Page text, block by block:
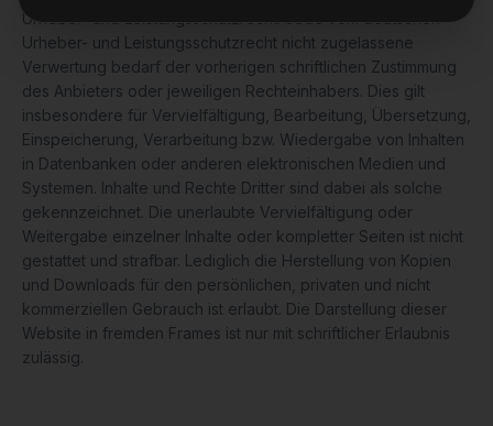
Urheber- und Leistungsschutzrecht. Jede vom deutschen
Urheber- und Leistungsschutzrecht nicht zugelassene
Verwertung bedarf der vorherigen schriftlichen Zustimmung
des Anbieters oder jeweiligen Rechteinhabers. Dies gilt
insbesondere für Vervielfältigung, Bearbeitung, Übersetzung,
Einspeicherung, Verarbeitung bzw. Wiedergabe von Inhalten
in Datenbanken oder anderen elektronischen Medien und
Systemen. Inhalte und Rechte Dritter sind dabei als solche
gekennzeichnet. Die unerlaubte Vervielfältigung oder
Weitergabe einzelner Inhalte oder kompletter Seiten ist nicht
gestattet und strafbar. Lediglich die Herstellung von Kopien
und Downloads für den persönlichen, privaten und nicht
kommerziellen Gebrauch ist erlaubt. Die Darstellung dieser
Website in fremden Frames ist nur mit schriftlicher Erlaubnis
zulässig.